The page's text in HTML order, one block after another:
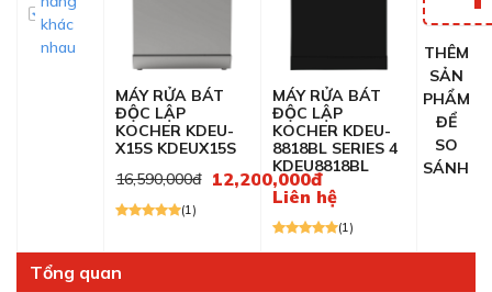
khác
nhau
MÁY RỬA BÁT
ĐỘC LẬP
KOCHER KDEU-
X15S KDEUX15S
16,590,000đ 12,200,000đ
(1)
MÁY RỬA BÁT
ĐỘC LẬP
KOCHER KDEU-
8818BL SERIES 4
KDEU8818BL
Liên hệ
(1)
THÊM
SẢN
PHẨM
ĐỂ
SO
SÁNH
Tổng quan